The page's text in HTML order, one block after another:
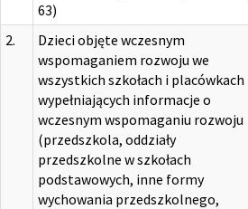
63)
2.
Dzieci objęte wczesnym
wspomaganiem rozwoju we
wszystkich szkołach i placówkach
wypełniających informacje o
wczesnym wspomaganiu rozwoju
(przedszkola, oddziały
przedszkolne w szkołach
podstawowych, inne formy
wychowania przedszkolnego,